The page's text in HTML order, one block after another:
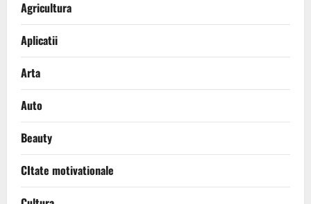
Agricultura
Aplicatii
Arta
Auto
Beauty
CItate motivationale